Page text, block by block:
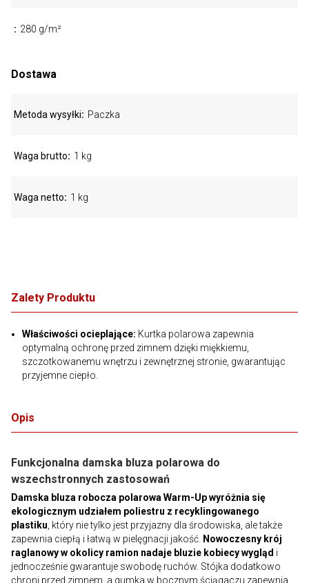
Zalety Produktu
Właściwości ocieplające: Kurtka polarowa zapewnia
optymalną ochronę przed zimnem dzięki miękkiemu,
szczotkowanemu wnętrzu i zewnętrznej stronie, gwarantując
przyjemne ciepło.
Opis
Funkcjonalna damska bluza polarowa do
wszechstronnych zastosowań
Damska bluza robocza polarowa Warm-Up wyróżnia się
ekologicznym udziałem poliestru z recyklingowanego
plastiku , który nie tylko jest przyjazny dla środowiska, ale także
zapewnia ciepłą i łatwą w pielęgnacji jakość. Nowoczesny krój
raglanowy w okolicy ramion nadaje bluzie kobiecy wygląd i
jednocześnie gwarantuje swobodę ruchów. Stójka dodatkowo
chroni przed zimnem, a gumka w bocznym ściągaczu zapewnia
280 g/m²
Dostawa
Metoda wysyłki Paczka
Waga brutto 1 kg
Waga netto 1 kg